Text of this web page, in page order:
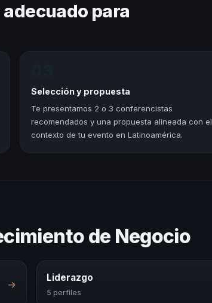
para
Selección y propuesta
Te presentamos 2 o 3 conferencistas
recomendados y una propuesta alineada con el
contexto de tu evento en Latinoamérica.
de Negocio
→
Liderazgo
5 perfiles